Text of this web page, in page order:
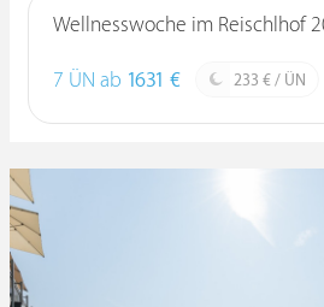
Wellnesswoche im Reischlhof
7 ÜN ab 1631 € 233 € / ÜN